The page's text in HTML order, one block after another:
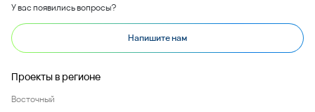
У вас появились вопросы?
Напишите нам
Проекты в регионе
Восточный